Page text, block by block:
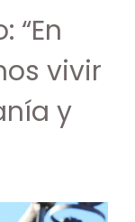
“En
vivir
y